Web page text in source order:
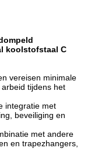
koolstofstaal C
vereisen minimale
tijdens het
integratie met
beveiliging en
met andere
en trapezhangers,